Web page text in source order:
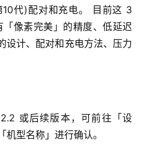
代)配对和充电。 目前这 3
像素完美」的精度、低延迟
设计、配对和充电方法、压力
或后续版本，可前往「设
型名称」进行确认。